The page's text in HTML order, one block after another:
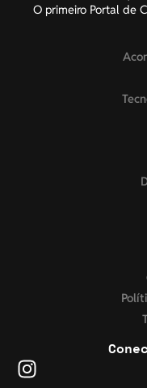
O primeiro Portal de